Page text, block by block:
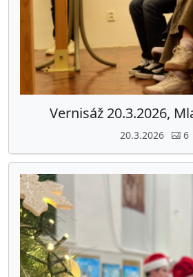
Vernisáž 20.3.2026,
20.3.2026 6